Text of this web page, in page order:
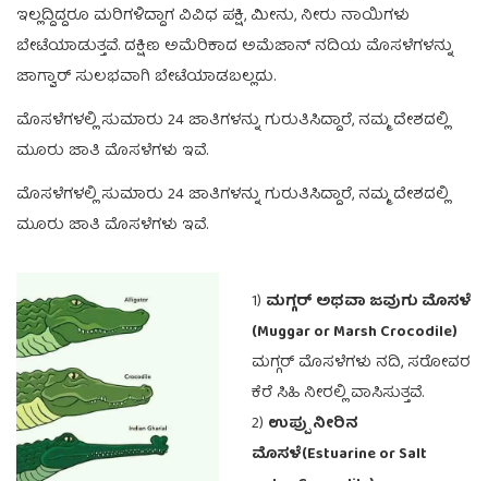
ಇಲ್ಲದ್ದಿದ್ದರೂ ಮರಿಗಳಿದ್ದಾಗ ವಿವಿಧ ಪಕ್ಷಿ, ಮೀನು, ನೀರು ನಾಯಿಗಳು
ಬೇಟೆಯಾಡುತ್ತವೆ. ದಕ್ಷಿಣ ಅಮೆರಿಕಾದ ಅಮೆಜಾನ್ ನದಿಯ ಮೊಸಳೆಗಳನ್ನು
ಜಾಗ್ವಾರ್ ಸುಲಭವಾಗಿ ಬೇಟೆಯಾಡಬಲ್ಲದು.
ಮೊಸಳೆಗಳಲ್ಲಿ ಸುಮಾರು 24 ಜಾತಿಗಳನ್ನು ಗುರುತಿಸಿದ್ದಾರೆ, ನಮ್ಮ ದೇಶದಲ್ಲಿ
ಮೂರು ಜಾತಿ ಮೊಸಳೆಗಳು ಇವೆ.
ಮೊಸಳೆಗಳಲ್ಲಿ ಸುಮಾರು 24 ಜಾತಿಗಳನ್ನು ಗುರುತಿಸಿದ್ದಾರೆ, ನಮ್ಮ ದೇಶದಲ್ಲಿ
ಮೂರು ಜಾತಿ ಮೊಸಳೆಗಳು ಇವೆ.
1) ಮಗ್ಗರ್ ಅಥವಾ ಜವುಗು ಮೊಸಳೆ
(Muggar or Marsh Crocodile)
ಮಗ್ಗರ್ ಮೊಸಳೆಗಳು ನದಿ, ಸರೋವರ
ಕೆರೆ ಸಿಹಿ ನೀರಲ್ಲಿ ವಾಸಿಸುತ್ತವೆ.
2) ಉಪ್ಪು ನೀರಿನ
ಮೊಸಳೆ(Estuarine or Salt